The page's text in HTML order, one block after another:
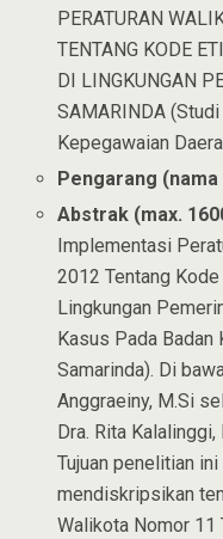
PERATURAN
TENTANG KODE
DI LINGKUNGAN
SAMARINDA
Kepegawaian
Pengarang (nama
Abstrak (max.
Implementasi
2012 Tentang
Lingkungan
Kasus Pada Badan
Samarinda). Di
Anggraeiny, M.Si
Dra. Rita
Tujuan penelitian
mendiskripsikan
Walikota Nomor 11